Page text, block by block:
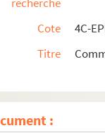
Cote
4C-
Titre
:
n° 16
n° 17